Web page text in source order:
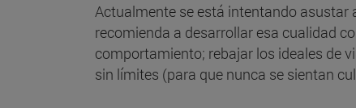
Actualmente se está intentando asustar
recomienda a desarrollar esa cualidad
comportamiento; rebajar los ideales de
sin límites (para que nunca se sientan